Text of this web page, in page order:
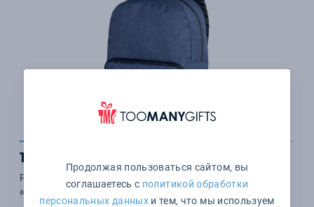
1 483 ₽
Рюкзак для ноутбука Slot, синий
арт. 13812.40
Продолжая пользоваться сайтом, вы
соглашаетесь с политикой обработки
персональных данныхи тем, что мы используем